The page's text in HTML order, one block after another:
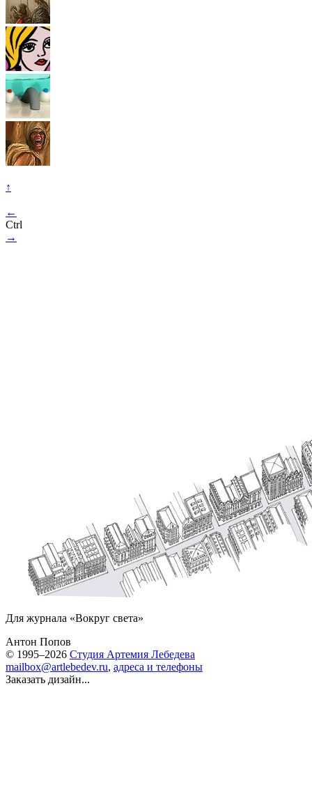
↑
←
Ctrl
→
Для журнала «Вокруг света»
Антон Попов
© 1995–2026 Студия Артемия Лебедева
mailbox@artlebedev.ru, адреса и телефоны
Заказать дизайн...